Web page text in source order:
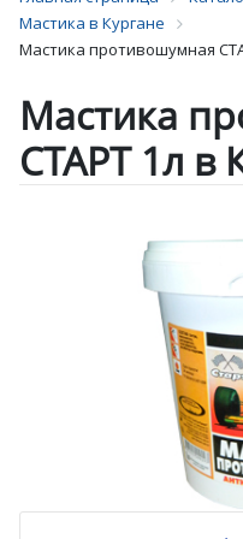
Мастика в Кургане
Мастика противошумная
Мастика
СТАРТ 1л в